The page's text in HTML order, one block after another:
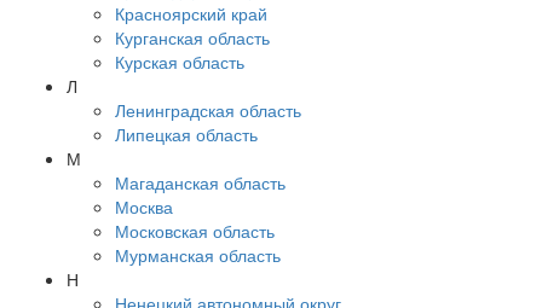
Красноярский край
Курганская область
Курская область
Л
Ленинградская область
Липецкая область
М
Магаданская область
Москва
Московская область
Мурманская область
Н
Ненецкий автономный округ